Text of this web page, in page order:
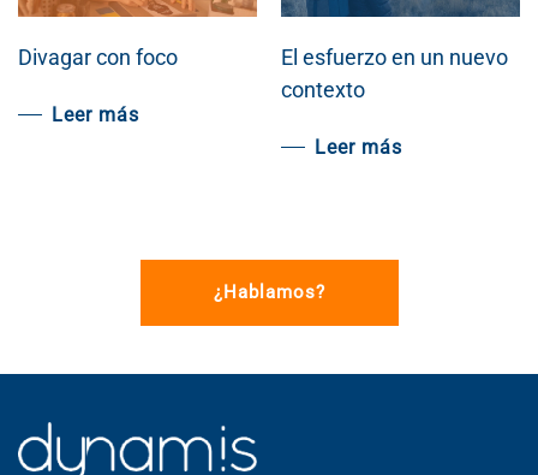
Divagar con foco
Leer más
El esfuerzo en un nuevo
contexto
Leer más
¿Hablamos?